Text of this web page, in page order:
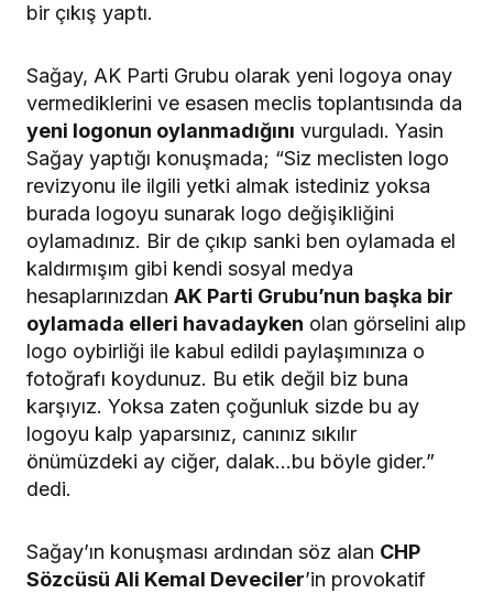
bir çıkış yaptı.
Sağay, AK Parti Grubu olarak yeni logoya onay
vermediklerini ve esasen meclis toplantısında da
yeni logonun oylanmadığını vurguladı. Yasin
Sağay yaptığı konuşmada; “Siz meclisten logo
revizyonu ile ilgili yetki almak istediniz yoksa
burada logoyu sunarak logo değişikliğini
oylamadınız. Bir de çıkıp sanki ben oylamada el
kaldırmışım gibi kendi sosyal medya
hesaplarınızdan AK Parti Grubu’nun başka bir
oylamada elleri havadayken olan görselini alıp
logo oybirliği ile kabul edildi paylaşımınıza o
fotoğrafı koydunuz. Bu etik değil biz buna
karşıyız. Yoksa zaten çoğunluk sizde bu ay
logoyu kalp yaparsınız, canınız sıkılır
önümüzdeki ay ciğer, dalak…bu böyle gider.”
dedi.
Sağay’ın konuşması ardından söz alan CHP
Sözcüsü Ali Kemal Deveciler’in provokatif